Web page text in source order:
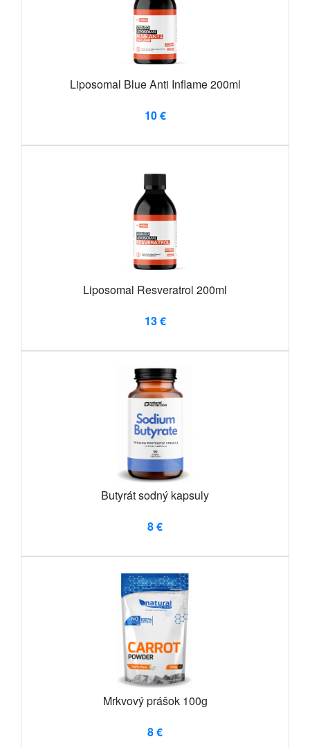
Liposomal Blue Anti Inflame 200ml
10 €
Liposomal Resveratrol 200ml
13 €
Butyrát sodný kapsuly
8 €
Mrkvový prášok 100g
8 €